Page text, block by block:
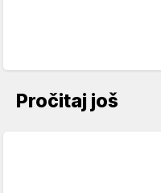
Pročitaj još